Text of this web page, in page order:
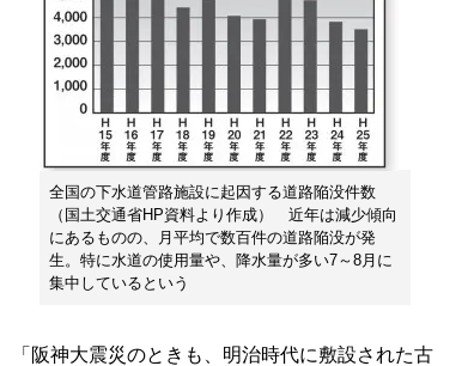
全国の下水道管路施設に起因する道路陥没件数
（国土交通省HP資料より作成） 近年は減少傾向
にあるものの、月平均で数百件の道路陥没が発
生。特に水道の使用量や、降水量が多い7～8月に
集中しているという
「阪神大震災のときも、明治時代に敷設された古